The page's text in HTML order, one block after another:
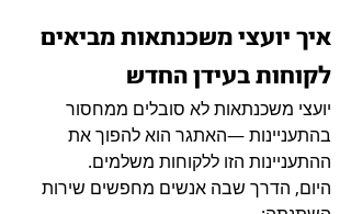
איך יועצי משכנתאות מביאים
לקוחות בעידן החדש
יועצי משכנתאות לא סובלים ממחסור
בהתעניינות —האתגר הוא להפוך את
ההתעניינות הזו ללקוחות משלמים.
היום, הדרך שבה אנשים מחפשים שירות